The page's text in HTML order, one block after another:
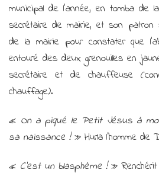
municipal de l’année, en tomba de
secrétaire de mairie, et son
de la mairie pour constater que
entouré des deux grenouilles en
secrétaire et de chauffeuse
chauffage).
« On a piqué le Petit Jésus à
sa naissance !» Hurla l’homme de
« C’est un blasphème !» Renchérit